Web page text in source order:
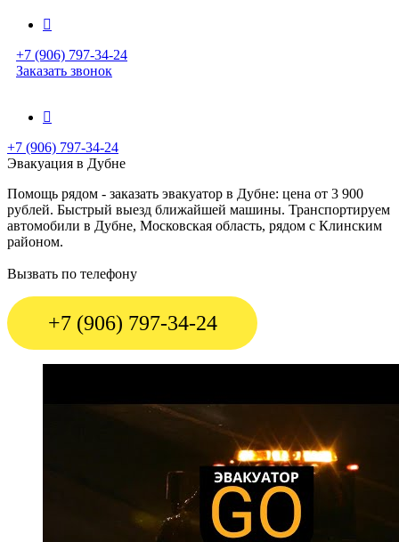
+7 (906) 797-34-24
Заказать звонок
+7 (906) 797-34-24
Эвакуация в Дубне
Помощь рядом - заказать эвакуатор в Дубне: цена от 3 900
рублей. Быстрый выезд ближайшей машины. Транспортируем
автомобили в Дубне, Московская область, рядом с Клинским
районом.
Вызвать по телефону
+7 (906) 797-34-24